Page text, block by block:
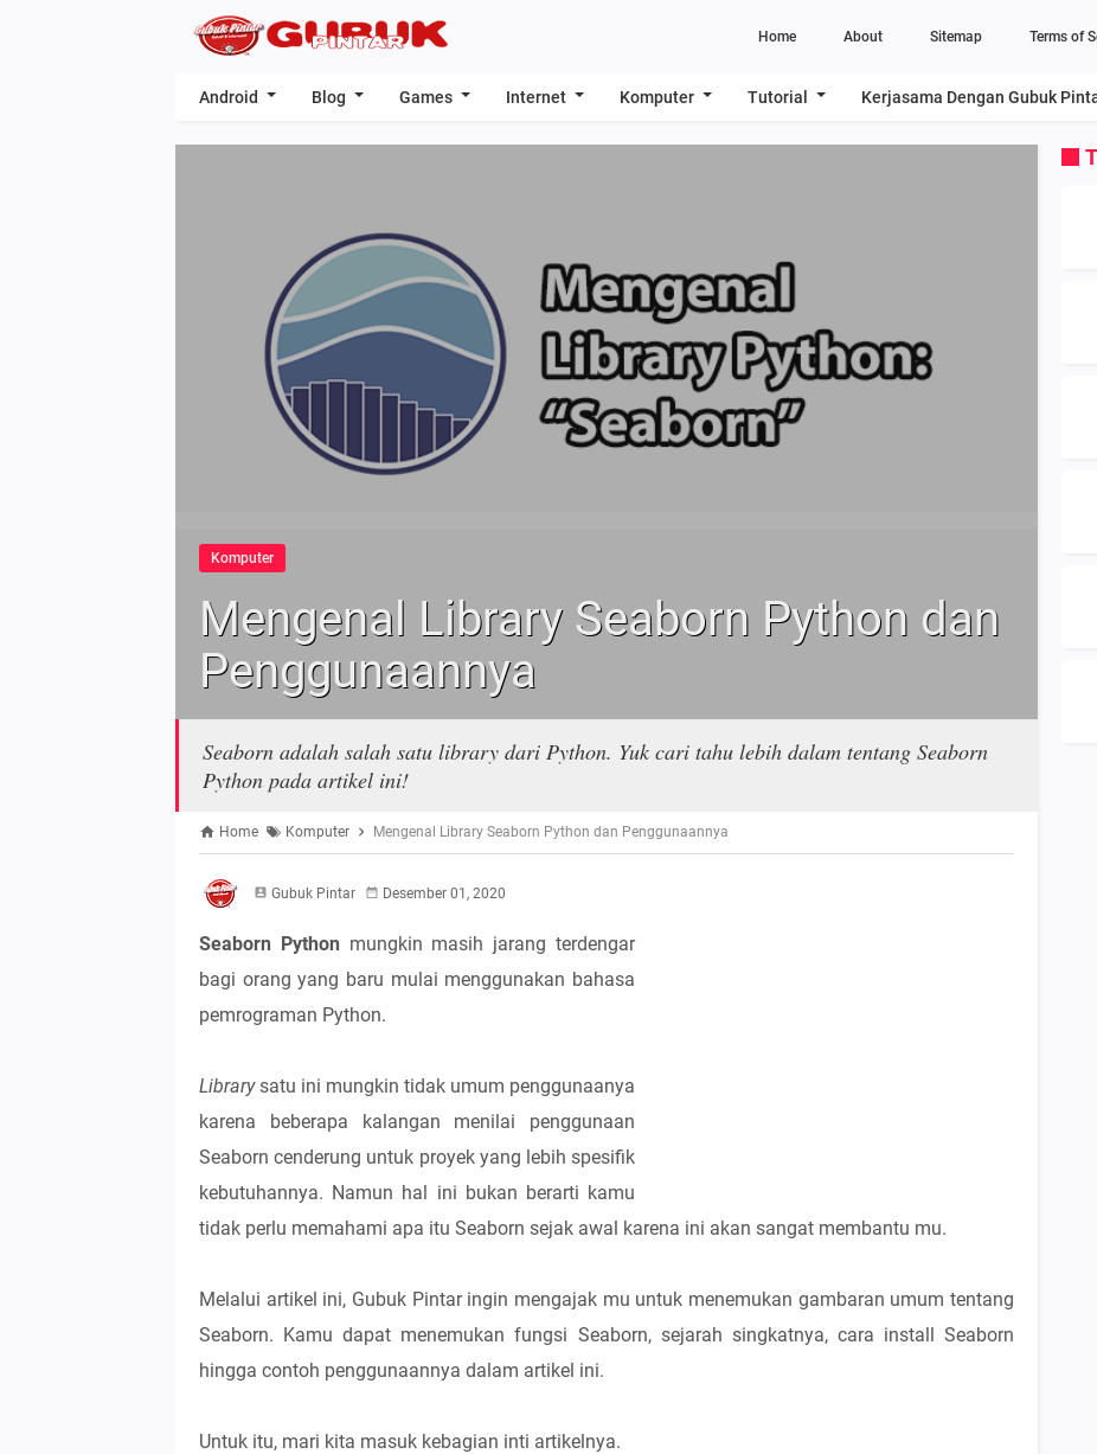
Home About Sitemap Terms of
Android Blog Games Internet Komputer Tutorial Kerjasama Dengan Gubuk
Komputer
Mengenal Library Seaborn Python dan
Penggunaannya
Seaborn adalah salah satu library dari Python. Yuk cari tahu lebih dalam tentang Seaborn
Python pada artikel ini!
Home Komputer Mengenal Library Seaborn Python dan Penggunaannya
Gubuk Pintar Desember 01, 2020
Seaborn Python mungkin masih jarang terdengar
bagi orang yang baru mulai menggunakan bahasa
pemrograman Python.
Librarysatu ini mungkin tidak umum penggunaanya
karena beberapa kalangan menilai penggunaan
Seaborn cenderung untuk proyek yang lebih spesifik
kebutuhannya. Namun hal ini bukan berarti kamu
tidak perlu memahami apa itu Seaborn sejak awal karena ini akan sangat membantu mu.
Melalui artikel ini, Gubuk Pintar ingin mengajak mu untuk menemukan gambaran umum tentang
Seaborn. Kamu dapat menemukan fungsi Seaborn, sejarah singkatnya, cara install Seaborn
hingga contoh penggunaannya dalam artikel ini.
Untuk itu, mari kita masuk kebagian inti artikelnya.